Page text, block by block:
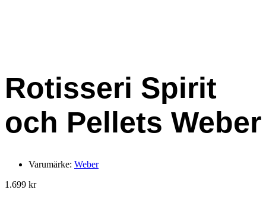
Rotisseri Spirit
och Pellets Weber
Varumärke: Weber
1.699 kr